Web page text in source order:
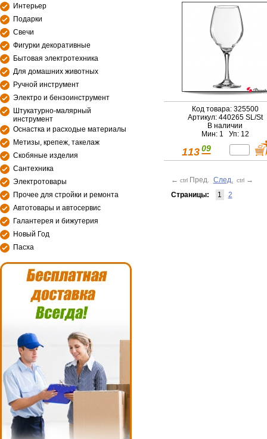
Интерьер
Подарки
Свечи
Фигурки декоративные
Бытовая электротехника
Для домашних животных
Ручной инструмент
Электро и бензоинструмент
Штукатурно-малярный
инструмент
Оснастка и расходые материалы
Метизы, крепеж, такелаж
Скобяные изделия
Сантехника
Электротовары
Прочее для стройки и ремонта
Автотовары и автосервис
Галантерея и бижутерия
Новый Год
Пасха
Код товара: 325500
Артикул: 440265 SL/St
В наличии
Мин: 1 Уп: 12
113 09
← ctrl Пред. След. ctrl →
Страницы:
1 2